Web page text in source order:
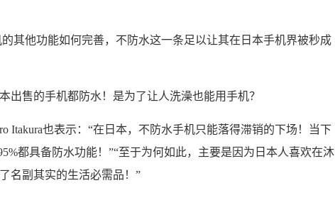
其他功能如何完善，不防水这一条足以让其在日本手机界被秒成
Itakura也表示：“在日本，不防水手机只能落得滞销的下场！当下
都具备防水功能！”“至于为何如此，主要是因为日本人喜欢在沐
名副其实的生活必需品！”